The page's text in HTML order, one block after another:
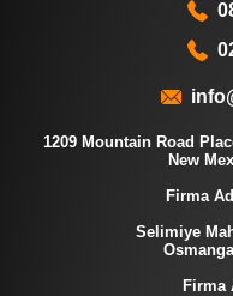
1209 Mountain Road
New
Firma
Selimiye
Firma